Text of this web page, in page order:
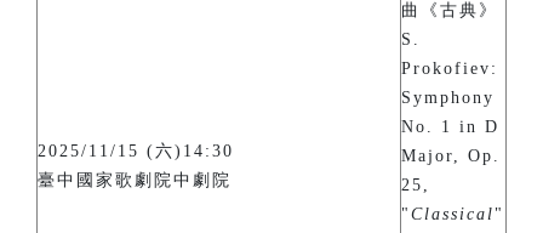
2025/11/15 (六)14:30
臺中國家歌劇院中劇院
曲《古典》
S.
Prokofiev:
Symphony
No. 1 in D
Major, Op.
25,
" Classical "